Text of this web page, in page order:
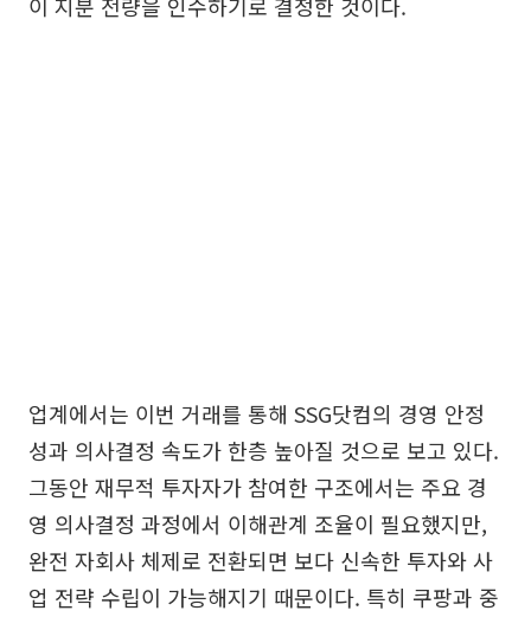
이 지분 전량을 인수하기로 결정한 것이다.
업계에서는 이번 거래를 통해 SSG닷컴의 경영 안정
성과 의사결정 속도가 한층 높아질 것으로 보고 있다.
그동안 재무적 투자자가 참여한 구조에서는 주요 경
영 의사결정 과정에서 이해관계 조율이 필요했지만,
완전 자회사 체제로 전환되면 보다 신속한 투자와 사
업 전략 수립이 가능해지기 때문이다. 특히 쿠팡과 중